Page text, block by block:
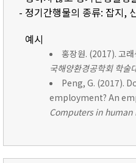
- 정기간행물의 종류: 잡지,
예시
홍장원. (2017). 고
국해양환경공학회 학술
Peng, G. (2017).
employment? An
Computers in human